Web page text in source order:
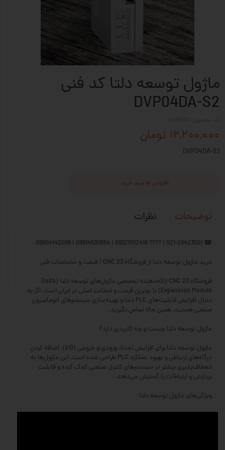
ماژول توسعه دلتا کد فنی
DVP04DA-S2
۱۲,۲۰۰,۰۰۰ تومان
DVP04DA-S2
افزودن به سبد خرید
توضیحات نظرات
☎ 021-28423501 | ???? 09127012418 | 09914530554 | 09904142099
خرید ماژول توسعه دلتا از فروشگاه CNC 23 | قیمت و مشخصات فنی
فروشگاه CNC 23 ارائه‌دهنده تخصصی ماژول‌های توسعه دلتا (Delta
Expansion Module) با بهترین قیمت و ضمانت اصلی در ایران است. اگر به
دنبال افزایش قابلیت‌های PLC دلتا و بهینه‌سازی سیستم‌های اتوماسیون
صنعتی هستید، همین حالا تماس بگیرید.
ماژول توسعه دلتا چیست و چه کاربردی دارد؟
ماژول توسعه دلتا برای افزایش تعداد ورودی و خروجی (I/O)، اضافه کردن
درگاه‌های ارتباطی و بهبود عملکرد PLC طراحی شده است. این ماژول‌ها به
انعطاف‌پذیری بیشتر در سیستم‌های کنترل صنعتی کمک کرده و قابلیت
پردازش و ارتباطات را گسترش می‌دهند.
ویژگی‌های ماژول توسعه دلتا